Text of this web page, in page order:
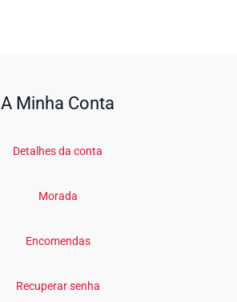
A Minha Conta
Detalhes da conta
Morada
Encomendas
Recuperar senha